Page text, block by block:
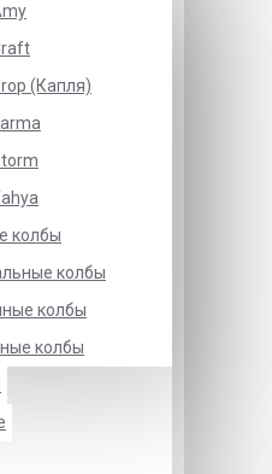
(Капля)
колбы
колбы
колбы
колбы